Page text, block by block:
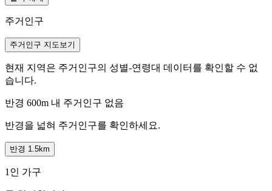
주거인구
주거인구 지도보기
현재 지역은 주거인구의 성별-연령대 데이터를 확인할 수 없
습니다.
반경 600m 내 주거인구 없음
반경을 넓혀 주거인구를 확인하세요.
반경 1.5km
1인 가구